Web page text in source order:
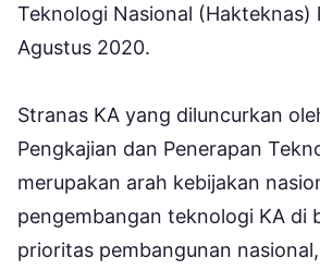
Teknologi Nasional (Hakteknas)
Agustus 2020.
Stranas KA yang diluncurkan
Pengkajian dan Penerapan
merupakan arah kebijakan
pengembangan teknologi KA di
prioritas pembangunan